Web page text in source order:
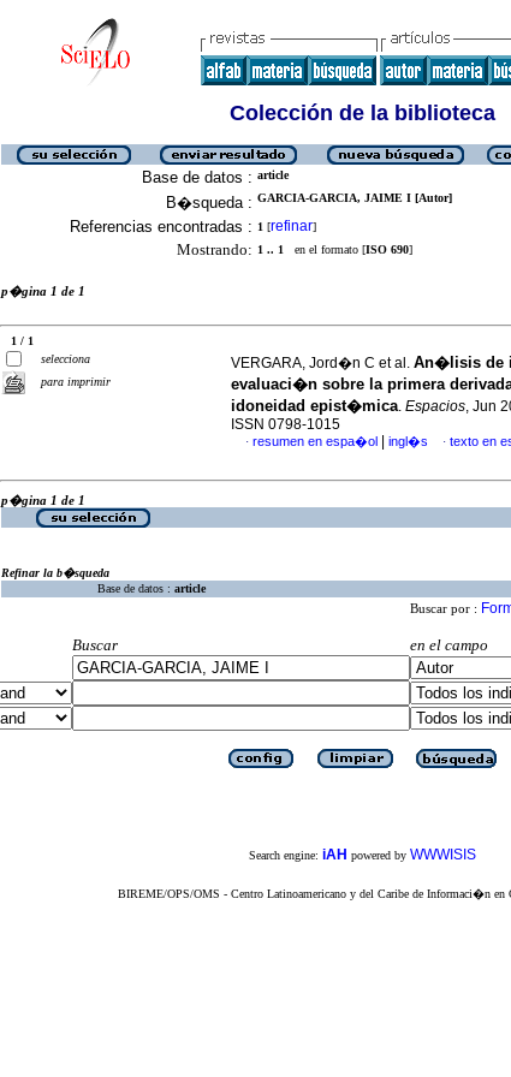
Colección de la biblioteca
Base de datos : article
B�squeda : GARCIA-GARCIA, JAIME I [Autor]
Referencias encontradas : 1 [refinar]
Mostrando: 1 .. 1 en el formato [ISO 690]
p�gina 1 de 1
1 / 1
selecciona
para imprimir
VERGARA, Jord�n C et al. An�lisis de
evaluaci�n sobre la primera
idoneidad epist�mica. Espacios, Jun
ISSN 0798-1015
· resumen en espa�ol ingl�s · texto en
p�gina 1 de 1
Refinar la b�squeda
Base de datos : article
Buscar por :
Buscar
en el campo
Search engine: iAH powered by WWWISIS
BIREME/OPS/OMS - Centro Latinoamericano y del Caribe de Informaci�n en